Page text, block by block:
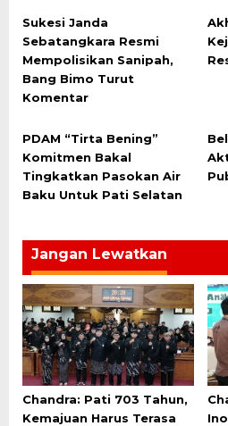
Sukesi Janda
Sebatangkara Resmi
Mempolisikan Sanipah,
Bang Bimo Turut
Komentar
PDAM “Tirta Bening”
Komitmen Bakal
Tingkatkan Pasokan Air
Baku Untuk Pati Selatan
Jangan Lewatkan
Chandra: Pati 703 Tahun,
Kemajuan Harus Terasa